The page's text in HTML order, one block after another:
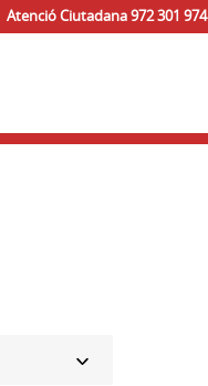
Atenció Ciutadana 972 301 974